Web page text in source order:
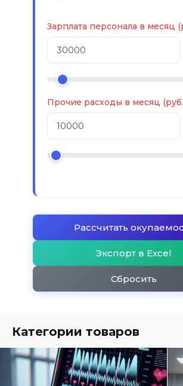
Зарплата персонала в месяц
Прочие расходы в месяц
Рассчитать
Экспорт в Excel
Сбросить
Категории товаров